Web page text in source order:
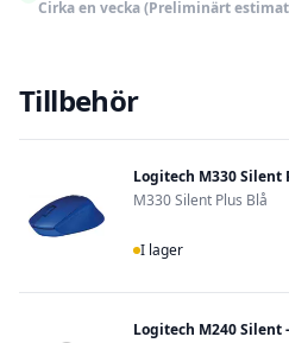
Cirka en vecka (Preliminärt
Tillbehör
Logitech M330 Silent
M330 Silent Plus Blå
I Lager
I lager
Logitech M240 Silent